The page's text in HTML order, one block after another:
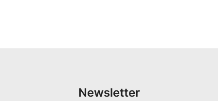
Newsletter